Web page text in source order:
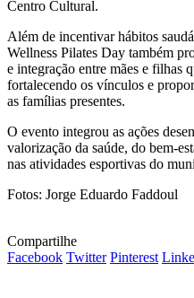
Centro Cultural.
Além de incentivar hábitos
Wellness Pilates Day também
e integração entre mães e filhas
fortalecendo os vínculos e
as famílias presentes.
O evento integrou as ações
valorização da saúde, do bem-
nas atividades esportivas do
Fotos: Jorge Eduardo Faddoul
Compartilhe
Facebook Twitter Pinterest